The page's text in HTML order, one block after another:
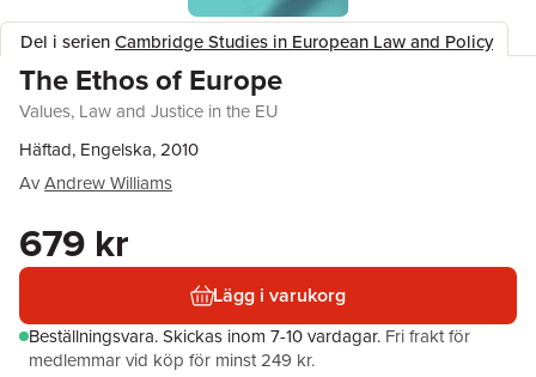
Del i serienCambridge Studies in European Law and Policy
The Ethos of Europe
Values, Law and Justice in the EU
Häftad, Engelska, 2010
AvAndrew Williams
679 kr
Lägg i varukorg
Beställningsvara.Skickas inom 7-10 vardagar. Fri frakt för
medlemmar vid köp för minst 249 kr.